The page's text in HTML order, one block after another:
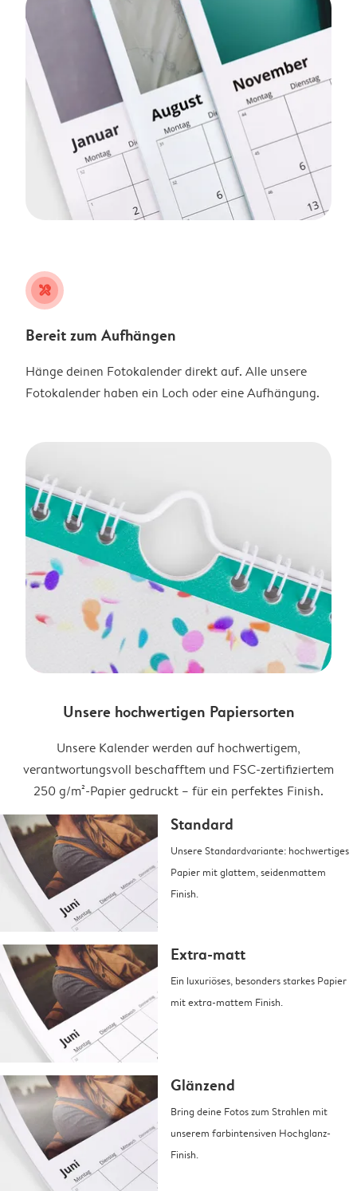
tools
Bereit zum Aufhängen
Hänge deinen Fotokalender direkt auf. Alle unsere
Fotokalender haben ein Loch oder eine Aufhängung.
Unsere hochwertigen Papiersorten
Unsere Kalender werden auf hochwertigem,
verantwortungsvoll beschafftem und FSC-zertifiziertem
250 g/m²-Papier gedruckt – für ein perfektes Finish.
Standard
Unsere Standardvariante: hochwertiges
Papier mit glattem, seidenmattem
Finish.
Extra-matt
Ein luxuriöses, besonders starkes Papier
mit extra-mattem Finish.
Glänzend
Bring deine Fotos zum Strahlen mit
unserem farbintensiven Hochglanz-
Finish.